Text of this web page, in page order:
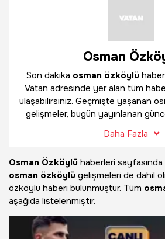
Osman
Son dakika osman özköylü
Vatan adresinde yer alan tüm
ulaşabilirsiniz. Geçmişte yaşanan
gelişmeler, bugün yayınlanan
bulabilirsiniz.
Daha Fazla
Osman Özköylü haberleri
osman özköylü gelişmeleri de dahil
özköylü haberi bulunmuştur. Tüm
aşağıda listelenmiştir.